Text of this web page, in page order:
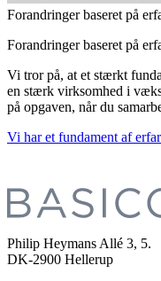
Forandringer baseret på
Forandringer baseret på
Vi tror på, at et stærkt
en stærk virksomhed i
på opgaven, når du
Vi har et fundament af
Philip Heymans Allé 3, 5.
DK-2900 Hellerup